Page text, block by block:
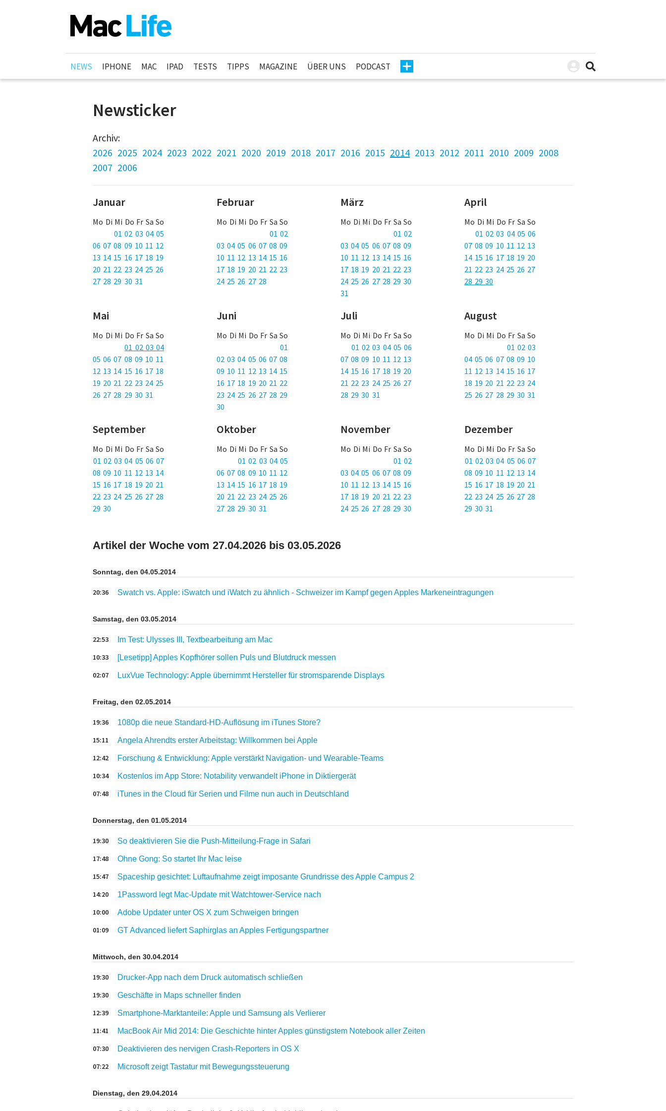
NEWS IPHONE MAC IPAD TESTS TIPPS MAGAZINE ÜBER UNS PODCAST
Newsticker
Archiv:
2026 2025 2024 2023 2022 2021 2020 2019 2018 2017 2016 2015 2014 2013 2012 2011 2010 2009 2008
2007 2006
Januar
Mo Di Mi Do Fr Sa So
01 02 03 04 05
06 07 08 09 10 11 12
13 14 15 16 17 18 19
20 21 22 23 24 25 26
27 28 29 30 31
Februar
Mo Di Mi Do Fr Sa So
01 02
03 04 05 06 07 08 09
10 11 12 13 14 15 16
17 18 19 20 21 22 23
24 25 26 27 28
März
Mo Di Mi Do Fr Sa So
01 02
03 04 05 06 07 08 09
10 11 12 13 14 15 16
17 18 19 20 21 22 23
24 25 26 27 28 29 30
31
April
Mo Di Mi Do Fr Sa So
01 02 03 04 05 06
07 08 09 10 11 12 13
14 15 16 17 18 19 20
21 22 23 24 25 26 27
28 29 30
Mai
Mo Di Mi Do Fr Sa So
01 02 03 04
05 06 07 08 09 10 11
12 13 14 15 16 17 18
19 20 21 22 23 24 25
26 27 28 29 30 31
Juni
Mo Di Mi Do Fr Sa So
01
02 03 04 05 06 07 08
09 10 11 12 13 14 15
16 17 18 19 20 21 22
23 24 25 26 27 28 29
30
Juli
Mo Di Mi Do Fr Sa So
01 02 03 04 05 06
07 08 09 10 11 12 13
14 15 16 17 18 19 20
21 22 23 24 25 26 27
28 29 30 31
August
Mo Di Mi Do Fr Sa So
01 02 03
04 05 06 07 08 09 10
11 12 13 14 15 16 17
18 19 20 21 22 23 24
25 26 27 28 29 30 31
September
Mo Di Mi Do Fr Sa So
01 02 03 04 05 06 07
08 09 10 11 12 13 14
15 16 17 18 19 20 21
22 23 24 25 26 27 28
29 30
Oktober
Mo Di Mi Do Fr Sa So
01 02 03 04 05
06 07 08 09 10 11 12
13 14 15 16 17 18 19
20 21 22 23 24 25 26
27 28 29 30 31
November
Mo Di Mi Do Fr Sa So
01 02
03 04 05 06 07 08 09
10 11 12 13 14 15 16
17 18 19 20 21 22 23
24 25 26 27 28 29 30
Dezember
Mo Di Mi Do Fr Sa So
01 02 03 04 05 06 07
08 09 10 11 12 13 14
15 16 17 18 19 20 21
22 23 24 25 26 27 28
29 30 31
Artikel der Woche vom 27.04.2026 bis 03.05.2026
Sonntag, den 04.05.2014
Swatch vs. Apple: iSwatch und iWatch zu ähnlich - Schweizer im Kampf gegen Apples Markeneintragungen
20:36
Samstag, den 03.05.2014
Im Test: Ulysses III, Textbearbeitung am Mac
22:53
[Lesetipp] Apples Kopfhörer sollen Puls und Blutdruck messen
10:33
LuxVue Technology: Apple übernimmt Hersteller für stromsparende Displays
02:07
Freitag, den 02.05.2014
1080p die neue Standard-HD-Auflösung im iTunes Store?
19:36
Angela Ahrendts erster Arbeitstag: Willkommen bei Apple
15:11
Forschung & Entwicklung: Apple verstärkt Navigation- und Wearable-Teams
12:42
Kostenlos im App Store: Notability verwandelt iPhone in Diktiergerät
10:34
iTunes in the Cloud für Serien und Filme nun auch in Deutschland
07:48
Donnerstag, den 01.05.2014
So deaktivieren Sie die Push-Mitteilung-Frage in Safari
19:30
Ohne Gong: So startet Ihr Mac leise
17:48
Spaceship gesichtet: Luftaufnahme zeigt imposante Grundrisse des Apple Campus 2
15:47
1Password legt Mac-Update mit Watchtower-Service nach
14:20
Adobe Updater unter OS X zum Schweigen bringen
10:00
GT Advanced liefert Saphirglas an Apples Fertigungspartner
01:09
Mittwoch, den 30.04.2014
Drucker-App nach dem Druck automatisch schließen
19:30
Geschäfte in Maps schneller finden
19:30
Smartphone-Marktanteile: Apple und Samsung als Verlierer
12:39
MacBook Air Mid 2014: Die Geschichte hinter Apples günstigstem Notebook aller Zeiten
11:41
Deaktivieren des nervigen Crash-Reporters in OS X
07:30
Microsoft zeigt Tastatur mit Bewegungssteuerung
07:22
Dienstag, den 29.04.2014